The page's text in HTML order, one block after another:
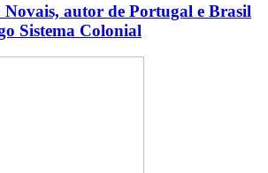
autor de Portugal e Brasil
Sistema Colonial